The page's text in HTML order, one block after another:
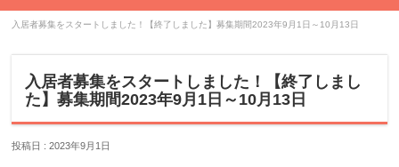
入居者募集をスタートしました！【終了しました】募集期間2023年9月1日～10月13日
入居者募集をスタートしました！【終了しまし
た】募集期間2023年9月1日～10月13日
投稿日 : 2023年9月1日